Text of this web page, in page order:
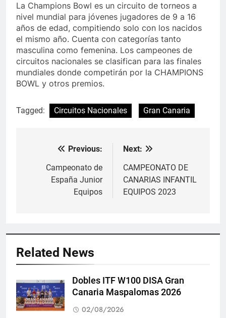
La Champions Bowl es un circuito de torneos a
nivel mundial para jóvenes jugadores de 9 a 16
años de edad, compitiendo solo con los nacidos
el mismo año. Cuenta con categorías tanto
masculina como femenina. Los campeones de
circuitos nacionales se clasifican para las finales
mundiales donde competirán por la CHAMPIONS
BOWL y otros premios.
Tagged: Circuitos Nacionales Gran Canaria
Navegación
entradas
Previous:
Campeonato de
España Junior
Equipos
Next:
CAMPEONATO DE
CANARIAS INFANTIL
EQUIPOS 2023
Related News
Dobles ITF W100 DISA Gran
Canaria Maspalomas 2026
02/08/2026